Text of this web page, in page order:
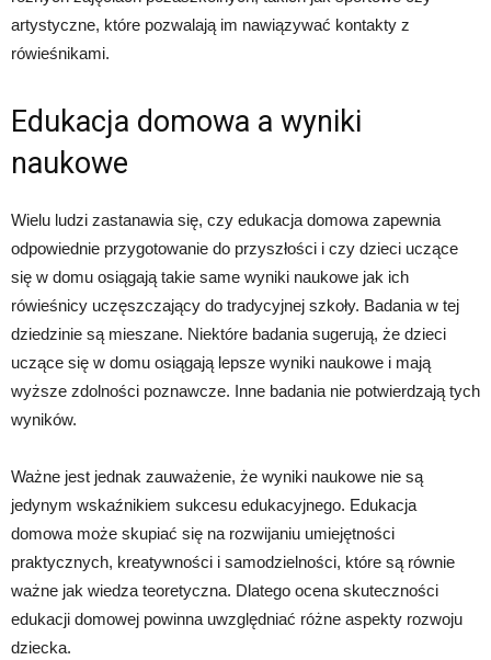
artystyczne, które pozwalają im nawiązywać kontakty z
rówieśnikami.
Edukacja domowa a wyniki
naukowe
Wielu ludzi zastanawia się, czy edukacja domowa zapewnia
odpowiednie przygotowanie do przyszłości i czy dzieci uczące
się w domu osiągają takie same wyniki naukowe jak ich
rówieśnicy uczęszczający do tradycyjnej szkoły. Badania w tej
dziedzinie są mieszane. Niektóre badania sugerują, że dzieci
uczące się w domu osiągają lepsze wyniki naukowe i mają
wyższe zdolności poznawcze. Inne badania nie potwierdzają tych
wyników.
Ważne jest jednak zauważenie, że wyniki naukowe nie są
jedynym wskaźnikiem sukcesu edukacyjnego. Edukacja
domowa może skupiać się na rozwijaniu umiejętności
praktycznych, kreatywności i samodzielności, które są równie
ważne jak wiedza teoretyczna. Dlatego ocena skuteczności
edukacji domowej powinna uwzględniać różne aspekty rozwoju
dziecka.